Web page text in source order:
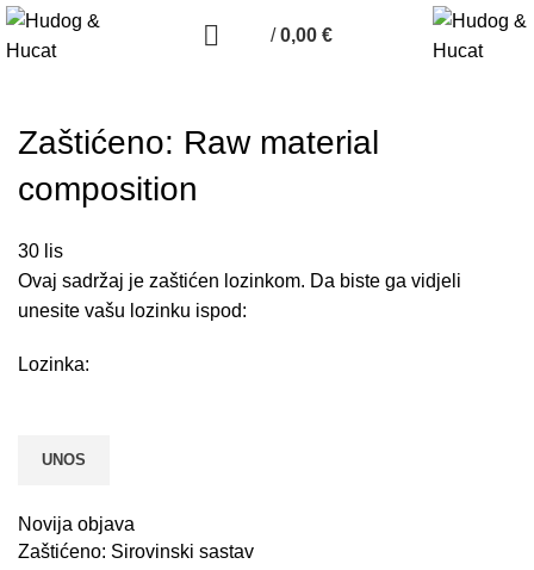
/ 0,00 €
Zaštićeno: Raw material
composition
30 lis
Ovaj sadržaj je zaštićen lozinkom. Da biste ga vidjeli
unesite vašu lozinku ispod:
Lozinka:
Novija objava
Zaštićeno: Sirovinski sastav